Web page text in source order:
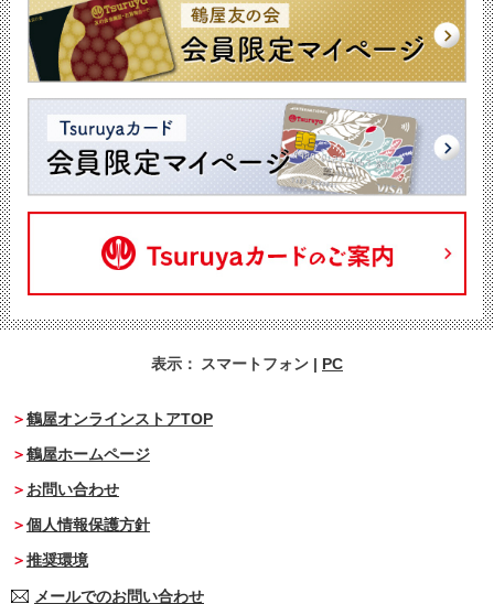
表示： スマートフォン | PC
鶴屋オンラインストアTOP
鶴屋ホームページ
お問い合わせ
個人情報保護方針
推奨環境
メールでのお問い合わせ